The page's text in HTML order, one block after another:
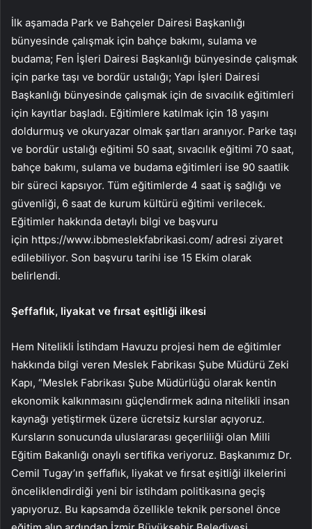
İlk aşamada Park ve Bahçeler Dairesi Başkanlığı
bünyesinde çalışmak için bahçe bakımı, sulama ve
budama; Fen İşleri Dairesi Başkanlığı bünyesinde çalışmak
için parke taşı ve bordür ustalığı; Yapı İşleri Dairesi
Başkanlığı bünyesinde çalışmak için de sıvacılık eğitimleri
için kayıtlar başladı. Eğitimlere katılmak için 18 yaşını
doldurmuş ve okuryazar olmak şartları aranıyor. Parke taşı
ve bordür ustalığı eğitimi 50 saat, sıvacılık eğitimi 70 saat,
bahçe bakımı, sulama ve budama eğitimleri ise 90 saatlik
bir süreci kapsıyor. Tüm eğitimlerde 4 saat iş sağlığı ve
güvenliği, 6 saat de kurum kültürü eğitimi verilecek.
Eğitimler hakkında detaylı bilgi ve başvuru
için https://www.ibbmeslekfabrikasi.com/ adresi ziyaret
edilebiliyor. Son başvuru tarihi ise 15 Ekim olarak
belirlendi.
Şeffaflık, liyakat ve fırsat eşitliği ilkesi
Hem Nitelikli İstihdam Havuzu projesi hem de eğitimler
hakkında bilgi veren Meslek Fabrikası Şube Müdürü Zeki
Kapı, “Meslek Fabrikası Şube Müdürlüğü olarak kentin
ekonomik kalkınmasını güçlendirmek adına nitelikli insan
kaynağı yetiştirmek üzere ücretsiz kurslar açıyoruz.
Kursların sonucunda uluslararası geçerliliği olan Milli
Eğitim Bakanlığı onaylı sertifika veriyoruz. Başkanımız Dr.
Cemil Tugay’ın şeffaflık, liyakat ve fırsat eşitliği ilkelerini
önceliklendirdiği yeni bir istihdam politikasına geçiş
yapıyoruz. Bu kapsamda özellikle teknik personel önce